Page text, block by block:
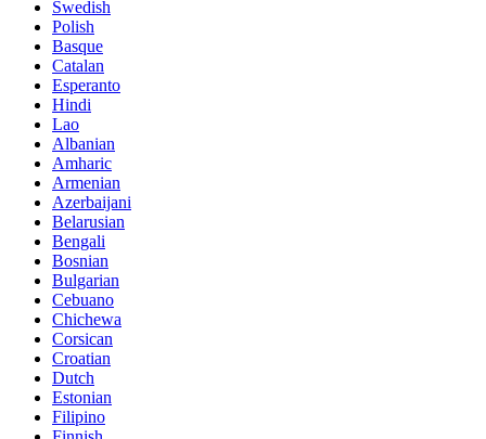
Swedish
Polish
Basque
Catalan
Esperanto
Hindi
Lao
Albanian
Amharic
Armenian
Azerbaijani
Belarusian
Bengali
Bosnian
Bulgarian
Cebuano
Chichewa
Corsican
Croatian
Dutch
Estonian
Filipino